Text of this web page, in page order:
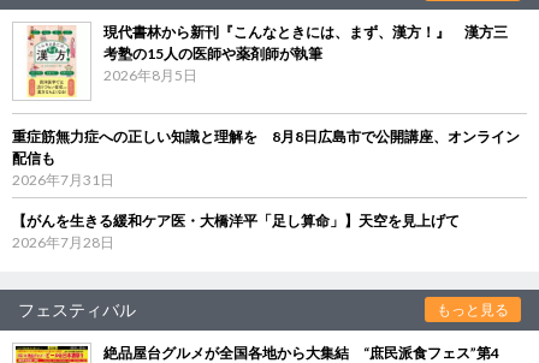
現代書林から新刊『こんなときには、まず、漢方！』 漢方三
考塾の15人の医師や薬剤師が執筆
2026年8月5日
重症筋無力症への正しい知識と理解を 8月8日広島市で公開講座、オンライン
配信も
2026年7月31日
【がんを生きる緩和ケア医・大橋洋平「足し算命」】天空を見上げて
2026年7月28日
フェスティバル もっと見る
絶品屋台グルメが全国各地から大集結 “庶民派食フェス”第4